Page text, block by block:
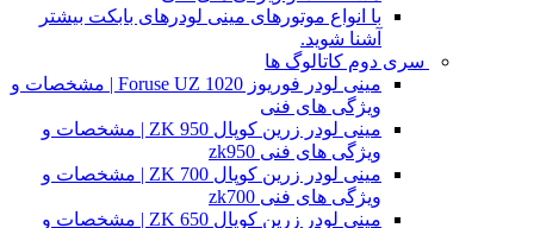
با انواع موتورهای مینی لودرهای بابکت بیشتر
آشنا شوید.
سری دوم کاتالوگ ها
مینی لودر فوریوز Foruse UZ 1020 | مشخصات و
ویژگی های فنی
مینی لودر زرین کوپال ZK 950 | مشخصات و
ویژگی های فنی zk950
مینی لودر زرین کوپال ZK 700 | مشخصات و
ویژگی های فنی zk700
مینی لودر زرین کوپال ZK 650 | مشخصات و